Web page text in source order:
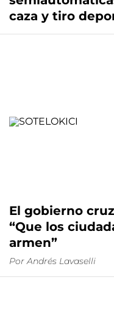
caza y tiro
El gobierno
“Que los
armen”
Por Andrés Lavaselli